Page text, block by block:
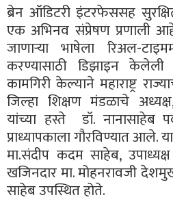
ब्रेन ऑडिटरी इंटरफेससह
एक अभिनव संप्रेषण प्रणाली
जाणार्‍या भाषेला रिअल-
करण्यासाठी डिझाइन
कामगिरी केल्याने महाराष्ट्र
जिल्हा शिक्षण मंडळाचे
यांच्या हस्ते डॉ. नानासाहेब
प्राध्यापकाला गौरविण्यात
मा.संदीप कदम साहेब,
खजिनदार मा. मोहनरावजी
साहेब उपस्थित होते.